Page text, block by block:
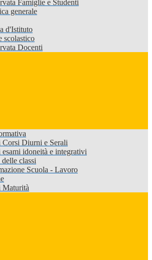
Famiglie e Studenti
generale
d'Istituto
scolastico
Docenti
Corsi Diurni e Serali
idoneità e integrativi
classi
Scuola - Lavoro
Maturità